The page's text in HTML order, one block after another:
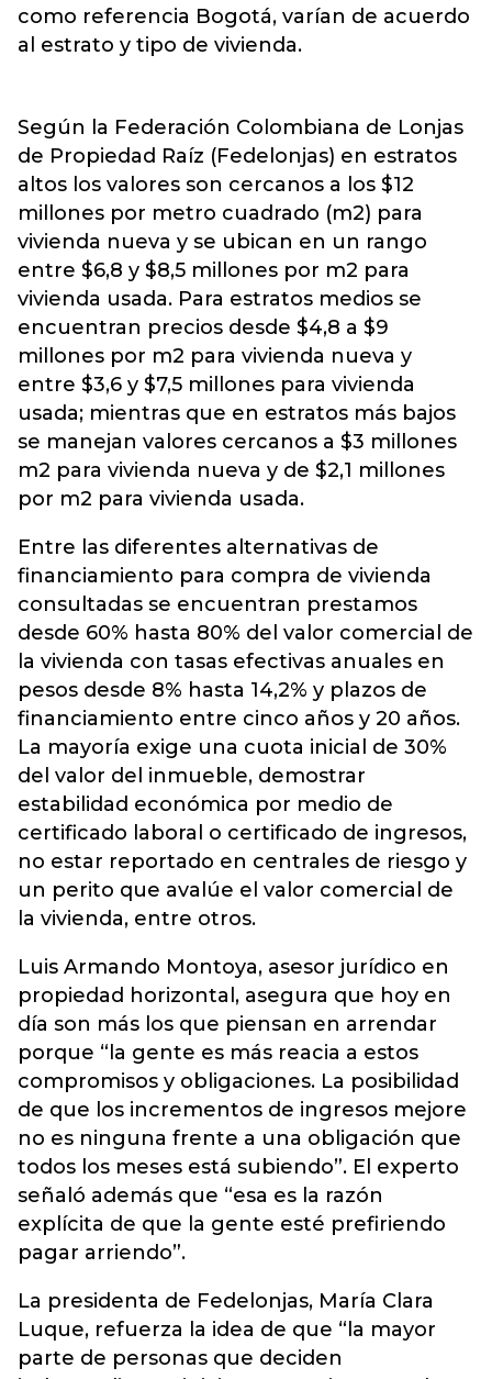
como referencia Bogotá, varían de acuerdo
al estrato y tipo de vivienda.
Según la Federación Colombiana de Lonjas
de Propiedad Raíz (Fedelonjas) en estratos
altos los valores son cercanos a los $12
millones por metro cuadrado (m2) para
vivienda nueva y se ubican en un rango
entre $6,8 y $8,5 millones por m2 para
vivienda usada. Para estratos medios se
encuentran precios desde $4,8 a $9
millones por m2 para vivienda nueva y
entre $3,6 y $7,5 millones para vivienda
usada; mientras que en estratos más bajos
se manejan valores cercanos a $3 millones
m2 para vivienda nueva y de $2,1 millones
por m2 para vivienda usada.
Entre las diferentes alternativas de
financiamiento para compra de vivienda
consultadas se encuentran prestamos
desde 60% hasta 80% del valor comercial de
la vivienda con tasas efectivas anuales en
pesos desde 8% hasta 14,2% y plazos de
financiamiento entre cinco años y 20 años.
La mayoría exige una cuota inicial de 30%
del valor del inmueble, demostrar
estabilidad económica por medio de
certificado laboral o certificado de ingresos,
no estar reportado en centrales de riesgo y
un perito que avalúe el valor comercial de
la vivienda, entre otros.
Luis Armando Montoya, asesor jurídico en
propiedad horizontal, asegura que hoy en
día son más los que piensan en arrendar
porque “la gente es más reacia a estos
compromisos y obligaciones. La posibilidad
de que los incrementos de ingresos mejore
no es ninguna frente a una obligación que
todos los meses está subiendo”. El experto
señaló además que “esa es la razón
explícita de que la gente esté prefiriendo
pagar arriendo”.
La presidenta de Fedelonjas, María Clara
Luque, refuerza la idea de que “la mayor
parte de personas que deciden